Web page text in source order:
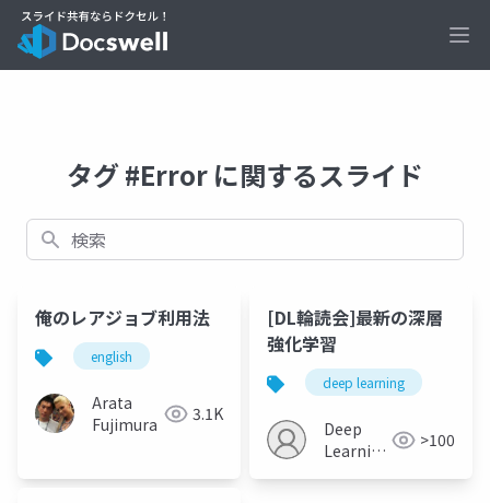
タグ #Error に関するスライド
検索
俺のレアジョブ利用法
english
Arata
Fujimura
3.1K
[DL輪読会]最新の深層
強化学習
deep learning
Deep
Learning
>100